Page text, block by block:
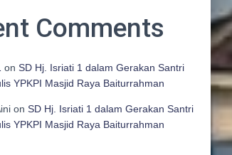
Comments
on SD Hj. Isriati 1 dalam Gerakan Santri
YPKPI Masjid Raya Baiturrahman
on SD Hj. Isriati 1 dalam Gerakan Santri
YPKPI Masjid Raya Baiturrahman